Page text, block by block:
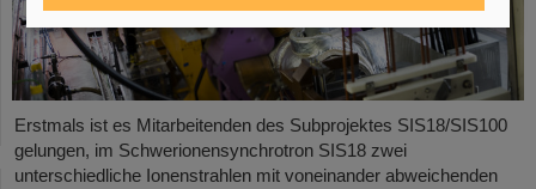
Erstmals ist es Mitarbeitenden des Subprojektes SIS18/SIS100
gelungen, im Schwerionensynchrotron SIS18 zwei
unterschiedliche Ionenstrahlen mit voneinander abweichenden